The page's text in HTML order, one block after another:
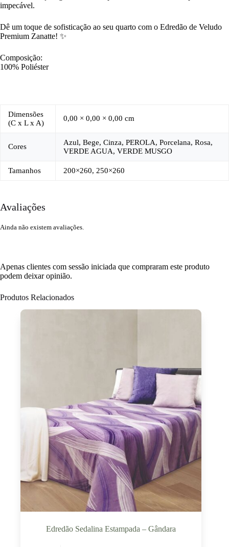
impecável.
Dê um toque de sofisticação ao seu quarto com o Edredão de Veludo
Premium Zanatte! ✨
Composição:
100% Poliéster
Dimensões
(C x L x A)
0,00 × 0,00 × 0,00 cm
Cores
Azul, Bege, Cinza, PEROLA, Porcelana, Rosa,
VERDE AGUA, VERDE MUSGO
Tamanhos 200×260, 250×260
Avaliações
Ainda não existem avaliações.
Apenas clientes com sessão iniciada que compraram este produto
podem deixar opinião.
Produtos Relacionados
Edredão Sedalina Estampada – Gândara